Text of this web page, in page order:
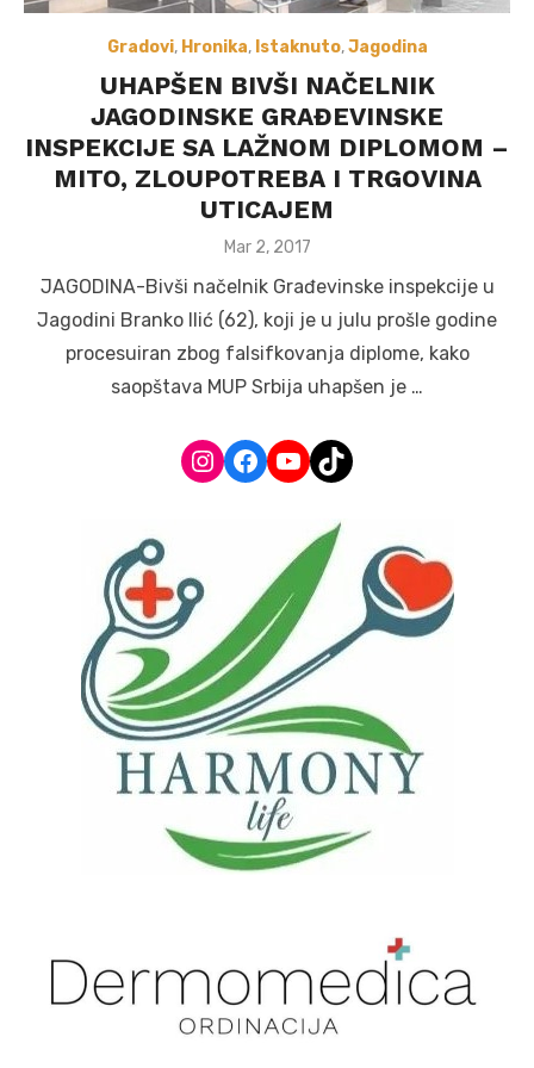
Gradovi, Hronika, Istaknuto,Jagodina
UHAPŠEN BIVŠI NAČELNIK
JAGODINSKE GRAĐEVINSKE
INSPEKCIJE SA LAŽNOM DIPLOMOM –
MITO, ZLOUPOTREBA I TRGOVINA
UTICAJEM
Posted
Mar 2, 2017
JAGODINA-Bivši načelnik Građevinske inspekcije u
Jagodini Branko Ilić (62), koji je u julu prošle godine
procesuiran zbog falsifkovanja diplome, kako
saopštava MUP Srbija uhapšen je …
Instagram
Facebook
YouTube
TikTok